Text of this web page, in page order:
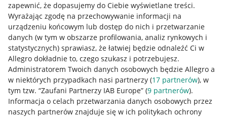
zapewnić, że dopasujemy do Ciebie wyświetlane treści.
Wyrażając zgodę na przechowywanie informacji na
urządzeniu końcowym lub dostęp do nich i przetwarzanie
danych (w tym w obszarze profilowania, analiz rynkowych i
statystycznych) sprawiasz, że łatwiej będzie odnaleźć Ci w
Allegro dokładnie to, czego szukasz i potrzebujesz.
Administratorem Twoich danych osobowych będzie Allegro a
w niektórych przypadkach nasi partnerzy (17 partnerów), w
tym tzw. “Zaufani Partnerzy IAB Europe” (9 partnerów).
Informacja o celach przetwarzania danych osobowych przez
naszych partnerów znajduje się w ich politykach ochrony
Przydatne informacje